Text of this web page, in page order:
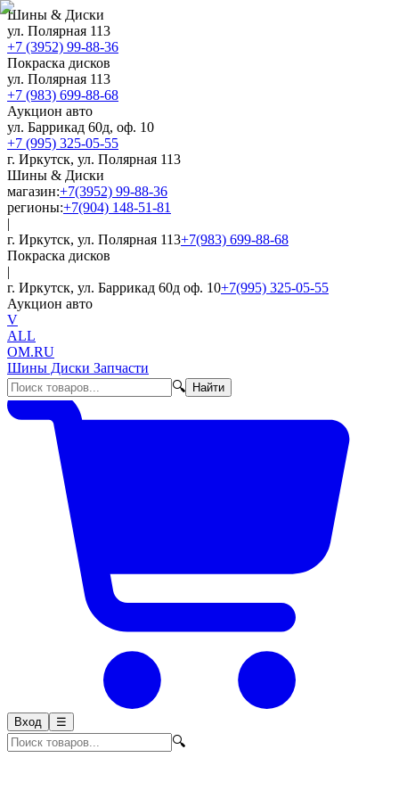
Шины & Диски
ул. Полярная 113
+7 (3952) 99-88-36
Покраска дисков
ул. Полярная 113
+7 (983) 699-88-68
Аукцион авто
ул. Баррикад 60д, оф. 10
+7 (995) 325-05-55
г. Иркутск, ул. Полярная 113
Шины & Диски
магазин:+7(3952) 99-88-36
регионы:+7(904) 148-51-81
|
г. Иркутск, ул. Полярная 113+7(983) 699-88-68
Покраска дисков
|
г. Иркутск, ул. Баррикад 60д оф. 10+7(995) 325-05-55
Аукцион авто
V
ALL
OM.RU
Шины Диски Запчасти
🔍
Найти
Вход ☰
🔍